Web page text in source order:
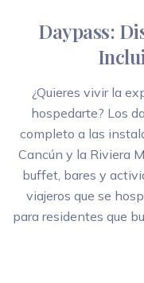
Daypass:
¿Quieres vivir la
hospedarte? Los
completo a las
Cancún y la Riviera
buffet, bares y
viajeros que se
para residentes que